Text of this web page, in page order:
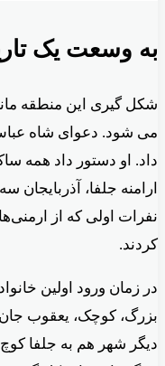
به وسعت یک
شکل گیری این منطقه
می شود. دعوای شاه
داد. او دستور داد همه
ارامنه جلفا،
کردند.
در زمان ورود اولین
بزرگ، کوچک، یعقوب
دیگر شهر هم به جلفا کوچ